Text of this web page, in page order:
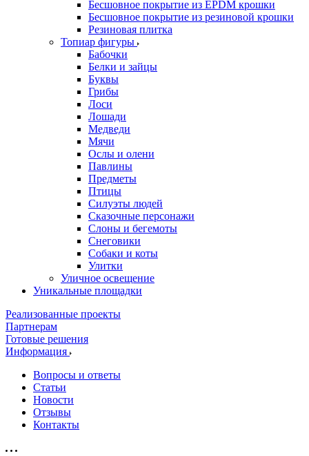
Бесшовное покрытие из EPDM крошки
Бесшовное покрытие из резиновой крошки
Резиновая плитка
Топиар фигуры
Бабочки
Белки и зайцы
Буквы
Грибы
Лоси
Лошади
Медведи
Мячи
Ослы и олени
Павлины
Предметы
Птицы
Силуэты людей
Сказочные персонажи
Слоны и бегемоты
Снеговики
Собаки и коты
Улитки
Уличное освещение
Уникальные площадки
Реализованные проекты
Партнерам
Готовые решения
Информация
Вопросы и ответы
Статьи
Новости
Отзывы
Контакты